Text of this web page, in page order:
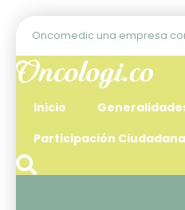
Oncomedic una empresa
Inicio
Participación Ciudadana